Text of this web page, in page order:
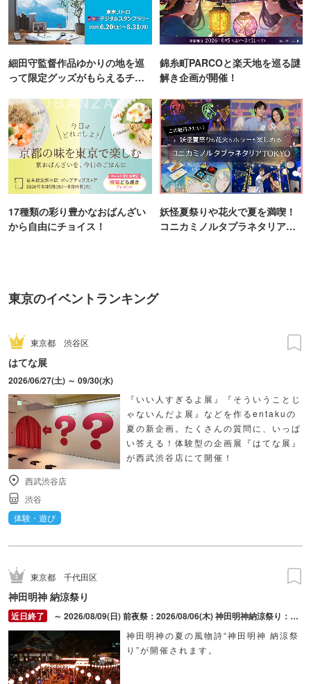
細田守監督作品ゆかりの地を巡
って限定グッズがもらえるチャ
錦糸町PARCOと楽天地を巡る謎
解き企画が開催！
17種類の彩り豊かなおばんざい
から自由にチョイス！
妖怪夏祭りや花火で夏を満喫！
コニカミノルタプラネタリア
東京のイベントランキング
東京都 渋谷区
はてな展
2026/06/27(土) ～ 09/30(水)
『いい人すぎるよ展』『そういうことじ
ゃないんだよ展』などを作るentakuの
夏の新企画。たくさんの質問に、いっぱ
い答える！体験型の企画展『はてな展』
が西武渋谷店にて開催！
西武渋谷店
渋谷
体験・遊び
東京都 千代田区
神田明神 納涼祭り
～ 2026/08/09(日) 前夜祭：2026/08/06(木) 神田明神納涼祭り：2026/08/07(金) ～ 2026/08/09(日)
神田明神の夏の風物詩“神田明神 納涼祭
り”が開催されます。